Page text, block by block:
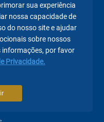
PR
sua experiência
nossa capacidade de
do nosso site e ajudar
sobre nossos
informações, por favor
Privacidade.